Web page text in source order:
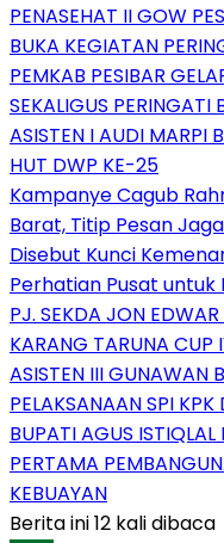
PENASEHAT II GOW
BUKA KEGIATAN
PEMKAB PESIBAR
SEKALIGUS PERINGATI
ASISTEN I AUDI MARPI
HUT DWP KE-25
Kampanye Cagub
Barat, Titip Pesan
Disebut Kunci
Perhatian Pusat untuk
PJ. SEKDA JON
KARANG TARUNA CUP
ASISTEN III GUNAWAN
PELAKSANAAN SPI KPK
BUPATI AGUS
PERTAMA
KEBUAYAN
Berita ini 12 kali dibaca